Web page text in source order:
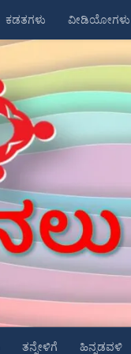
ಕಡತಗಳು ವೀಡಿಯೋಗಳು
ತನ್ನೇಳಿಗೆ ಹಿನ್ನಡವಳಿ